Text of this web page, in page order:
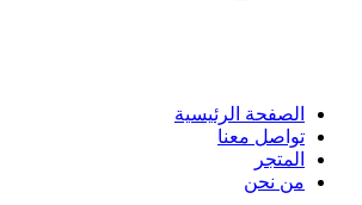
الصفحة الرئيسية
تواصل معنا
المتجر
من نحن